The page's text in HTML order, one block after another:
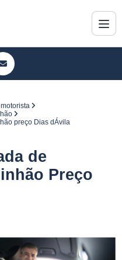
preço Dias dÁvila
de
Preço